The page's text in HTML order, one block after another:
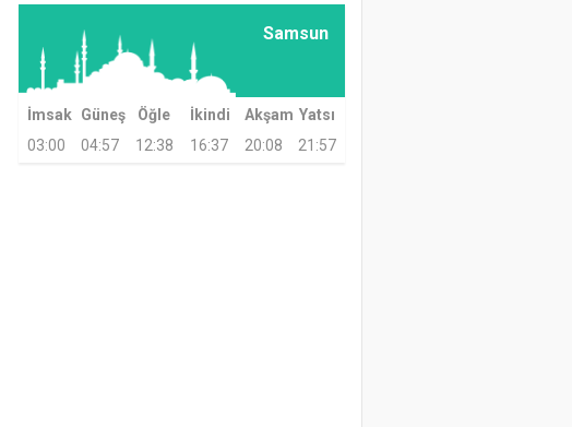
Samsun
İmsak Güneş Öğle İkindi Akşam Yatsı
03:00
04:57 12:38 16:37 20:08 21:57